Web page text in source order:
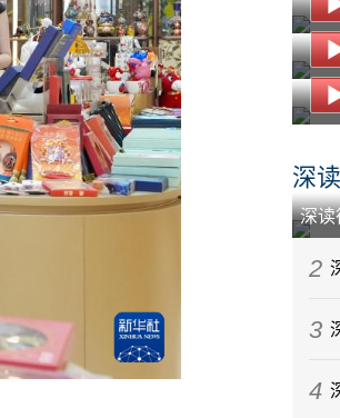
深
深读
2
任
项
3
德
4